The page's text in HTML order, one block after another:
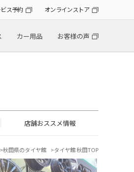
ス予約 オンラインストア
カー用品 お客様の声
店舗おススメ情報
秋田県のタイヤ館 タイヤ館 秋田TOP